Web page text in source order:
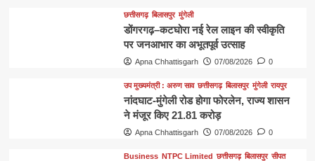
छत्तीसगढ़ बिलासपुर मुंगेली
डोंगरगढ़–कटघोरा नई रेल लाइन की स्वीकृति
पर जनआभार का अभूतपूर्व उत्साह
Apna Chhattisgarh 07/08/2026 0
उप मुख्यमंत्री : अरुण साव छत्तीसगढ़ बिलासपुर मुंगेली रायपुर
नांदघाट-मुंगेली रोड होगा फोरलेन, राज्य शासन
ने मंजूर किए 21.81 करोड़
Apna Chhattisgarh 07/08/2026 0
Business NTPC Limited छत्तीसगढ़ बिलासपुर सीपत